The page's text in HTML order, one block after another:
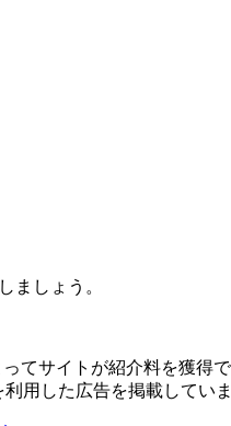
ましょう。
てサイトが紹介料を獲
利用した広告を掲載してい